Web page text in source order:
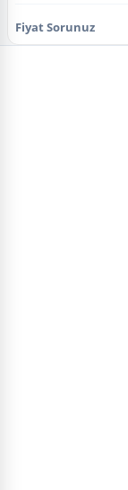
Fiyat Sorunuz